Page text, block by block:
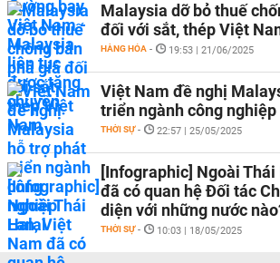
Malaysia dỡ bỏ thuế
đối với sắt, thép Việt
HÀNG HÓA - 19:53 | 21/06/2025
Việt Nam đề nghị
triển ngành công nghiệp
THỜI SỰ - 22:57 | 25/05/2025
[Infographic] Ngoài
đã có quan hệ Đối tác
diện với những nước
THỜI SỰ - 10:03 | 18/05/2025